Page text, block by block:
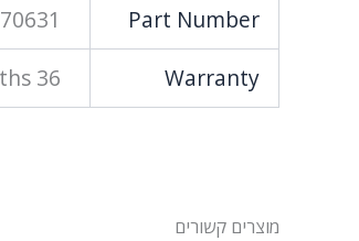
Part Number
70631
Warranty
36 months
מוצרים קשורים